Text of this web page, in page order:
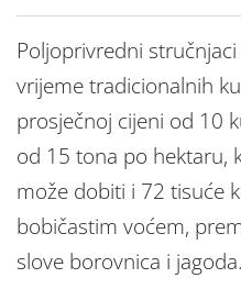
Poljoprivredni
vrijeme tradicionalnih
prosječnoj cijeni od 10
od 15 tona po hektaru,
može dobiti i 72 tisuće
bobičastim voćem,
slove borovnica i jagoda.